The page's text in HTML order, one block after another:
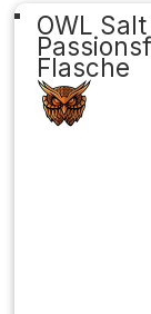
OWL
Flasche
Bildergalerie